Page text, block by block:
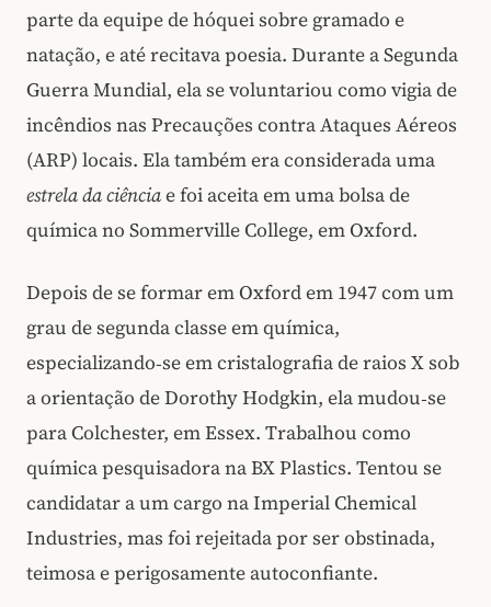
parte da equipe de hóquei sobre gramado e
natação, e até recitava poesia. Durante a Segunda
Guerra Mundial, ela se voluntariou como vigia de
incêndios nas Precauções contra Ataques Aéreos
(ARP) locais. Ela também era considerada uma
estrela da ciênciae foi aceita em uma bolsa de
química no Sommerville College, em Oxford.
Depois de se formar em Oxford em 1947 com um
grau de segunda classe em química,
especializando‑se em cristalografia de raios X sob
a orientação de Dorothy Hodgkin, ela mudou‑se
para Colchester, em Essex. Trabalhou como
química pesquisadora na BX Plastics. Tentou se
candidatar a um cargo na Imperial Chemical
Industries, mas foi rejeitada por ser obstinada,
teimosa e perigosamente autoconfiante.